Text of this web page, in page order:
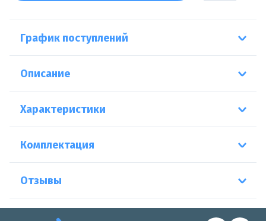
График поступлений
Описание
Характеристики
Комплектация
Отзывы